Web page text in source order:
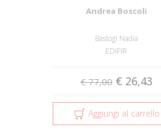
Andrea Boscoli
Bastogi Nadia
EDIFIR
€ 77,00 € 26,43
Aggiungi al carrello